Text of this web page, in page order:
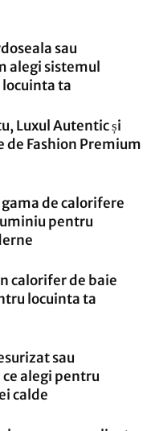
sau
alegi sistemul
ta
Luxul Autentic și
de Fashion Premium
de calorifere
pentru
calorifer de baie
locuinta ta
sau
alegi pentru
calde